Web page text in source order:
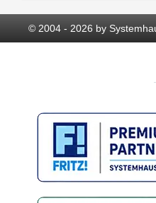
© 2004 - 2026 by